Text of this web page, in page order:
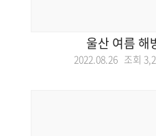
울산 여름 해
2022.08.26 조회